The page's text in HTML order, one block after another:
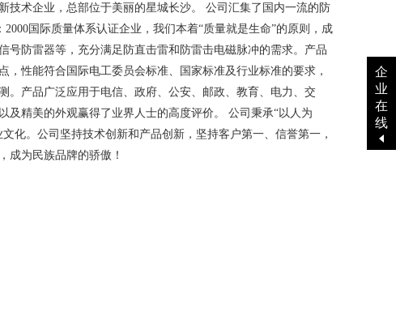
技术企业，总部位于美丽的星城长沙。 公司汇集了国内一流的防
国际质量体系认证企业，我们本着“质量就是生命”的原则，成
防雷器等，充分满足防直击雷和防雷击电磁脉冲的需求。产品
性能符合国际电工委员会标准、国家标准及行业标准的要求，
。产品广泛应用于电信、政府、公安、邮政、教育、电力、交
精美的外观赢得了业界人士的高度评价。 公司秉承“以人为
化。公司坚持技术创新和产品创新，坚持客户第一、信誉第一，
成为民族品牌的骄傲！
企
业
在
线